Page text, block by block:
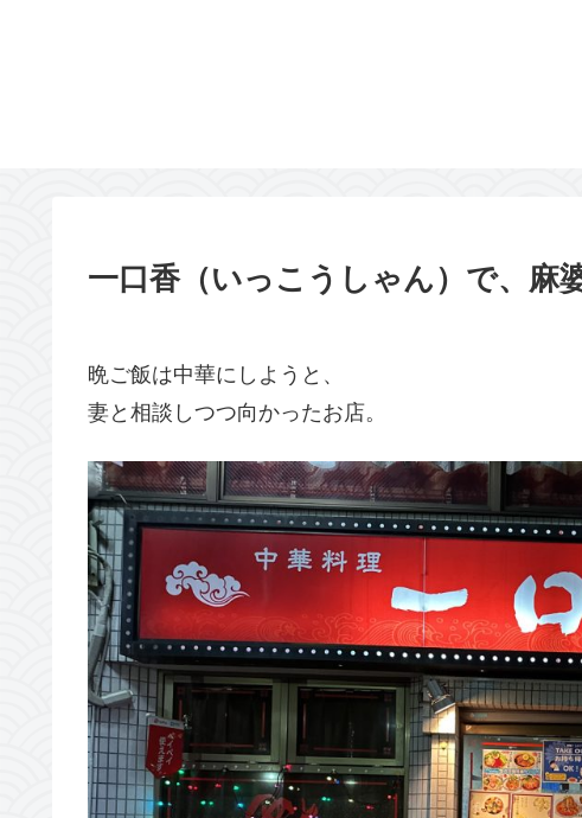
一口香（いっこうしゃん）で、麻
晩ご飯は中華にしようと、
妻と相談しつつ向かったお店。